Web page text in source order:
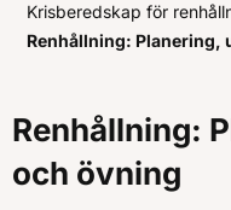
Krisberedskap för
Renhållning: Planering,
Renhållning:
och övning